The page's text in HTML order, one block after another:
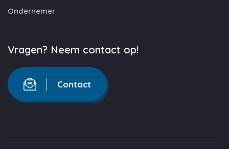
Ondernemer
Vragen? Neem contact op!
Contact